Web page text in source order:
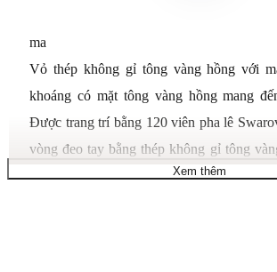
ma
Vỏ thép không gỉ tông vàng hồng với
khoáng có mặt tông vàng hồng mang
Được trang trí bằng 120 viên pha lê
vòng đeo tay bằng thép không gỉ tông
gập ngắn có nút đẩy, tinh thể khoáng
Xem thêm